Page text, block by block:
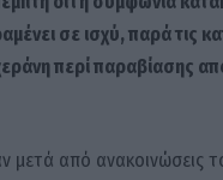
σε ισχύ, παρά τις
περί παραβίασης
μετά από ανακοινώσεις